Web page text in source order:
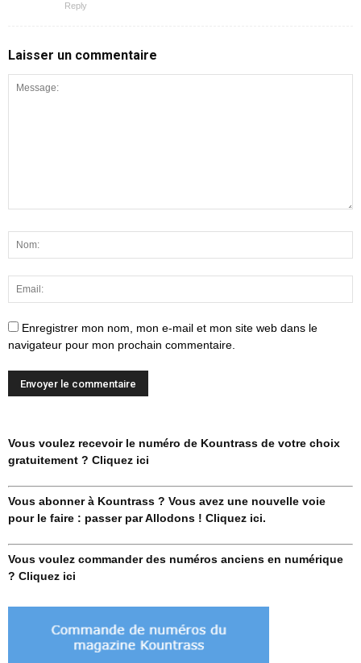
Reply
Laisser un commentaire
Enregistrer mon nom, mon e-mail et mon site web dans le
navigateur pour mon prochain commentaire.
Vous voulez recevoir le numéro de Kountrass de votre choix
gratuitement ? Cliquez ici
Vous abonner à Kountrass ? Vous avez une nouvelle voie
pour le faire : passer par Allodons ! Cliquez ici.
Vous voulez commander des numéros anciens en numérique
? Cliquez ici